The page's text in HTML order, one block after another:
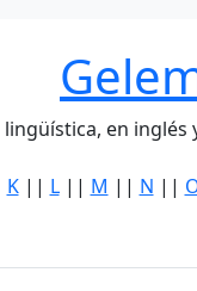
en
K|| L|| M || N ||